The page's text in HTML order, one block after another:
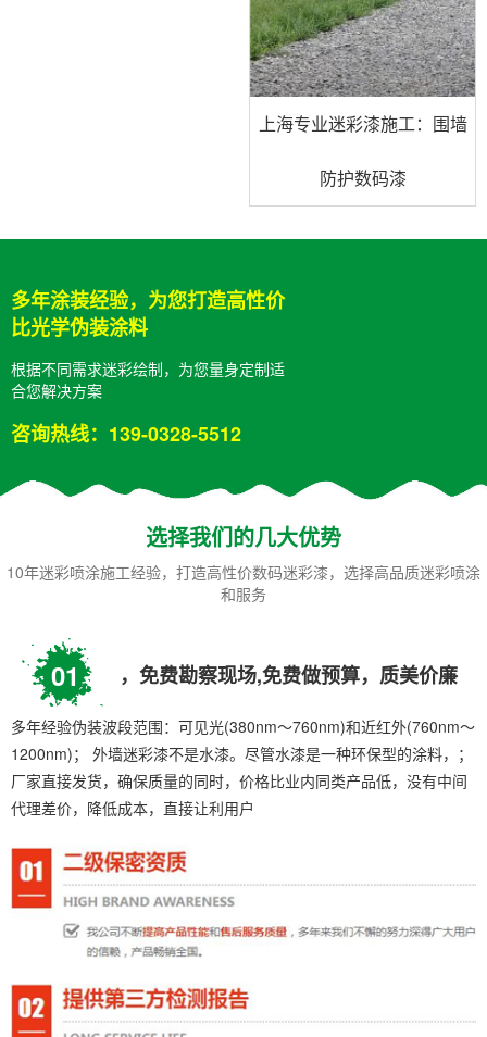
上海专业迷彩漆施工：围墙
防护数码漆
多年涂装经验，为您打造高性价
比光学伪装涂料
根据不同需求迷彩绘制，为您量身定制适
合您解决方案
咨询热线：139-0328-5512
选择我们的几大优势​
10年迷彩喷涂施工经验，打造高性价数码迷彩漆，选择高品质迷彩喷涂
和服务
01 ，免费勘察现场,免费做预算，质美价廉
多年经验伪装波段范围：可见光(380nm～760nm)和近红外(760nm～
1200nm)； 外墙迷彩漆不是水漆。尽管水漆是一种环保型的涂料，；
厂家直接发货，确保质量的同时，价格比业内同类产品低，没有中间
代理差价，降低成本，直接让利用户